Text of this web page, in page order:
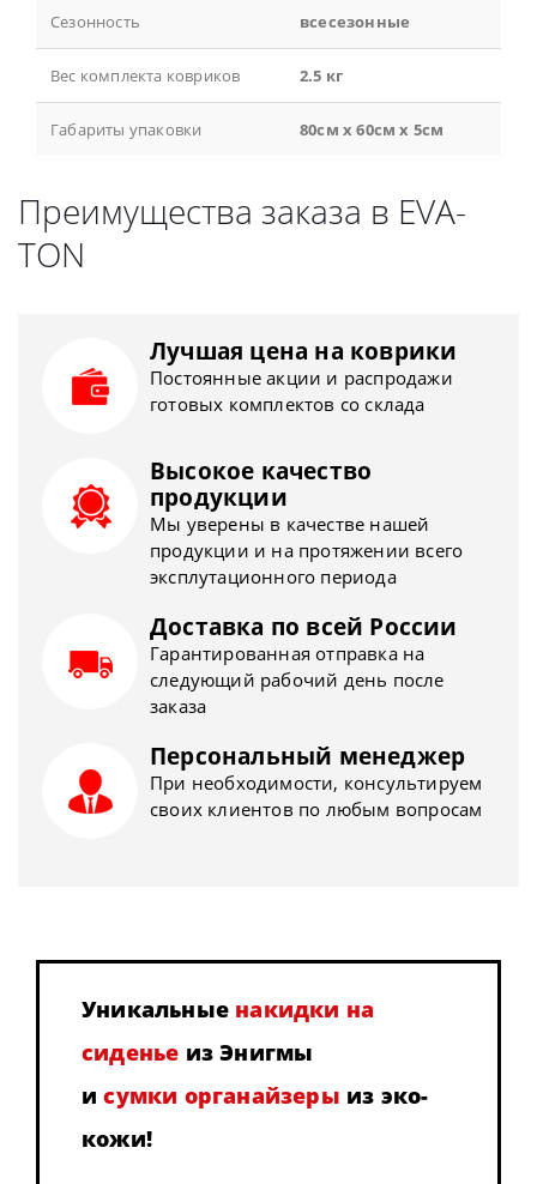
Сезонность всесезонные
Вес комплекта ковриков 2.5 кг
Габариты упаковки 80см x 60см x 5см
Преимущества заказа в EVA-
TON
Лучшая цена на коврики
Постоянные акции и распродажи
готовых комплектов со склада
Высокое качество
продукции
Мы уверены в качестве нашей
продукции и на протяжении всего
эксплутационного периода
Доставка по всей России
Гарантированная отправка на
следующий рабочий день после
заказа
Персональный менеджер
При необходимости, консультируем
своих клиентов по любым вопросам
Уникальные накидки на
сиденье из Энигмы
исумки органайзеры из эко-
кожи!